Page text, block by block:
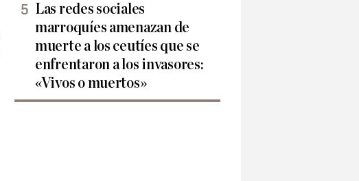
Las redes sociales
marroquíes amenazan de
muerte a los ceutíes que se
enfrentaron a los invasores:
«Vivos o muertos»